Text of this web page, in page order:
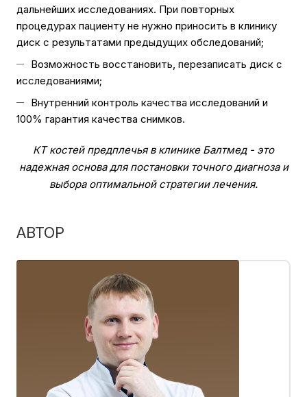
дальнейших исследованиях. При повторных
процедурах пациенту не нужно приносить в клинику
диск с результатами предыдущих обследований;
Возможность восстановить, перезаписать диск с
исследованиями;
Внутренний контроль качества исследований и
100% гарантия качества снимков.
КТ костей предплечья в клинике Балтмед - это
надежная основа для постановки точного диагноза и
выбора оптимальной стратегии лечения.
АВТОР